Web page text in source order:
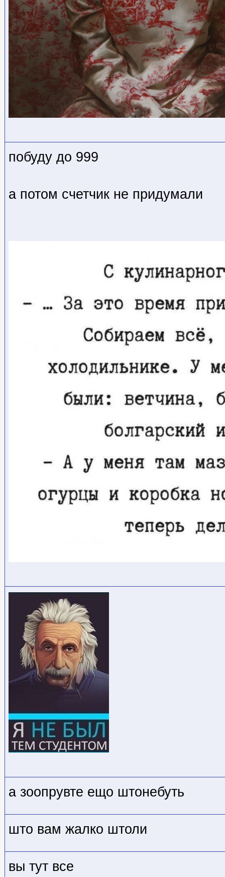
побуду до 999
а потом счетчик не придумали
а зоопрувте ещо штонебуть
што вам жалко штоли
вы тут все